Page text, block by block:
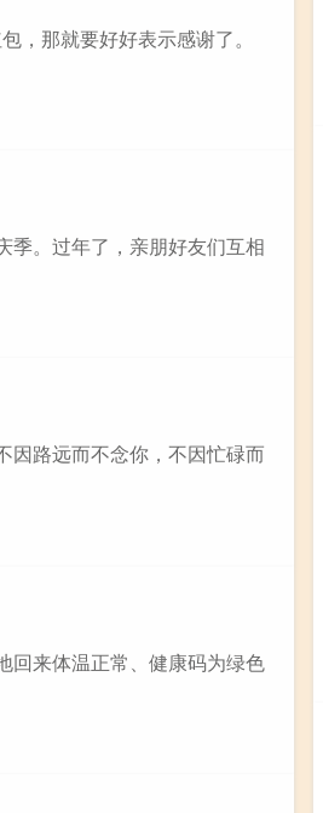
，那就要好好表示感谢了。
季。过年了，亲朋好友们互相
因路远而不念你，不因忙碌而
回来体温正常、健康码为绿色